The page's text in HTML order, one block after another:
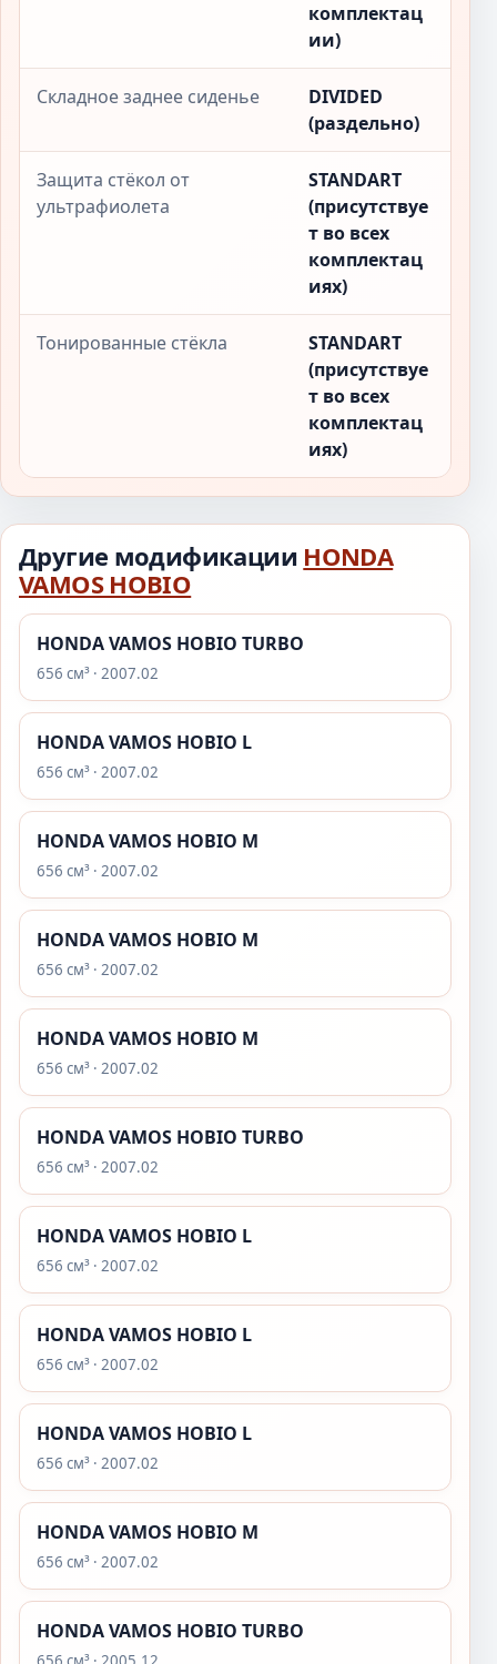
комплектац
ии)
Складное заднее сиденье
DIVIDED
(раздельно)
Защита стёкол от
ультрафиолета
STANDART
(присутствуе
т во всех
комплектац
иях)
Тонированные стёкла
STANDART
(присутствуе
т во всех
комплектац
иях)
Другие модификации HONDA
VAMOS HOBIO
HONDA VAMOS HOBIO TURBO
656 см³ · 2007.02
HONDA VAMOS HOBIO L
656 см³ · 2007.02
HONDA VAMOS HOBIO M
656 см³ · 2007.02
HONDA VAMOS HOBIO M
656 см³ · 2007.02
HONDA VAMOS HOBIO M
656 см³ · 2007.02
HONDA VAMOS HOBIO TURBO
656 см³ · 2007.02
HONDA VAMOS HOBIO L
656 см³ · 2007.02
HONDA VAMOS HOBIO L
656 см³ · 2007.02
HONDA VAMOS HOBIO L
656 см³ · 2007.02
HONDA VAMOS HOBIO M
656 см³ · 2007.02
HONDA VAMOS HOBIO TURBO